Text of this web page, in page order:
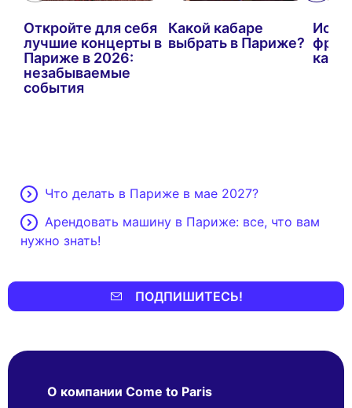
Откройте для себя
лучшие концерты в
Париже в 2026:
незабываемые
события
Какой кабаре
выбрать в Париже?
Что делать в Париже в мае 2027?
Арендовать машину в Париже: все, что вам
нужно знать!
ПОДПИШИТЕСЬ!
О компании Come to Paris